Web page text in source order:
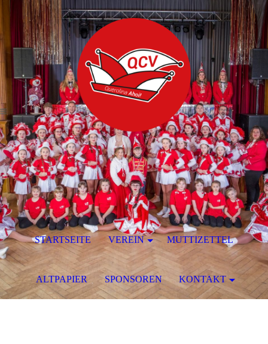
STARTSEITE VEREIN MUTTIZETTEL
ALTPAPIER SPONSOREN KONTAKT